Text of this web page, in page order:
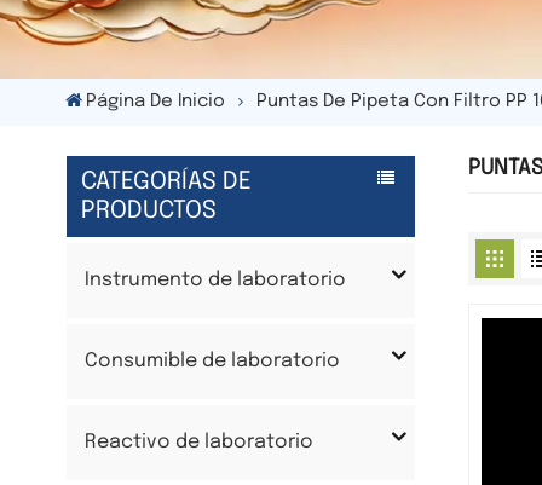
Página De Inicio Puntas De Pipeta Con Filtro PP
CATEGORÍAS DE
PRODUCTOS
Instrumento de laboratorio
Consumible de laboratorio
Reactivo de laboratorio